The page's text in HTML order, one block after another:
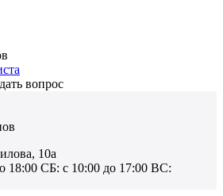
вопрос
10а
18:00 СБ: с 10:00 до 17:00 ВС: